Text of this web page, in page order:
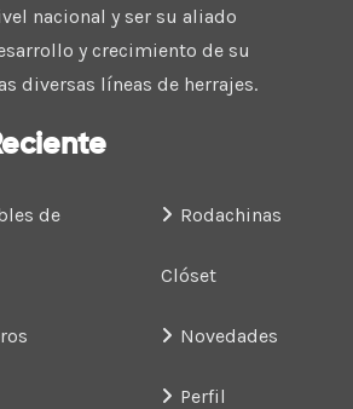
nacional y ser su aliado
y crecimiento de su
diversas líneas de herrajes.
de Rodachinas
Clóset
Novedades
Perfil